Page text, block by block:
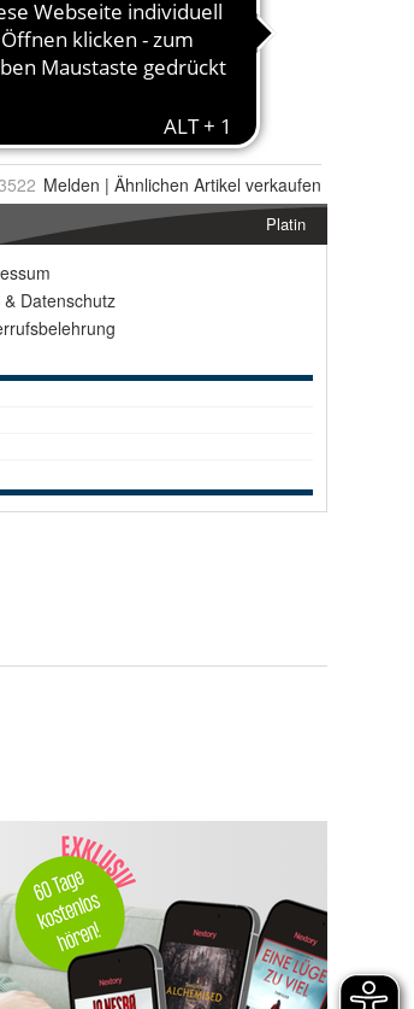
Melden | Ähnlichen Artikel verkaufen
Platin
& Datenschutz